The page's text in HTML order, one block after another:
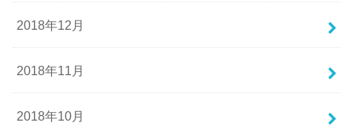
2018年12月
2018年11月
2018年10月